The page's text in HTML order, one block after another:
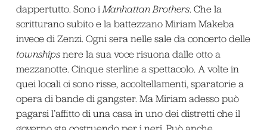
dappertutto. Sono i Manhattan Brothers. Che la
scritturano subito e la battezzano Miriam Makeba
invece di Zenzi. Ogni sera nelle sale da concerto delle
townshipsnere la sua voce risuona dalle otto a
mezzanotte. Cinque sterline a spettacolo. A volte in
quei locali ci sono risse, accoltellamenti, sparatorie a
opera di bande di gangster. Ma Miriam adesso può
pagarsi l’affitto di una casa in uno dei distretti che il